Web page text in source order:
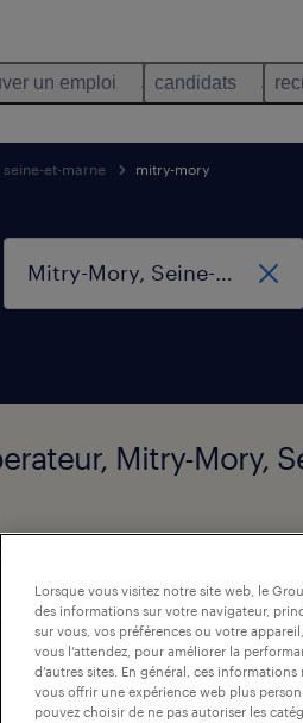
un emploi candidats
seine-et-marne mitry-mory
Mitry-Mory,
de contrat
Lorsque vous visitez notre site web, le
des informations sur votre navigateur,
sur vous, vos préférences ou votre
vous l’attendez, pour améliorer la
d’autres sites. En général, ces
vous offrir une expérience web plus
pouvez choisir de ne pas autoriser les